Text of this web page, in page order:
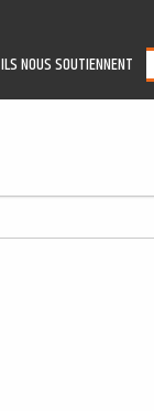
ILS NOUS SOUTIENNENT